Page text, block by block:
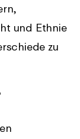
und Ethnie
zu